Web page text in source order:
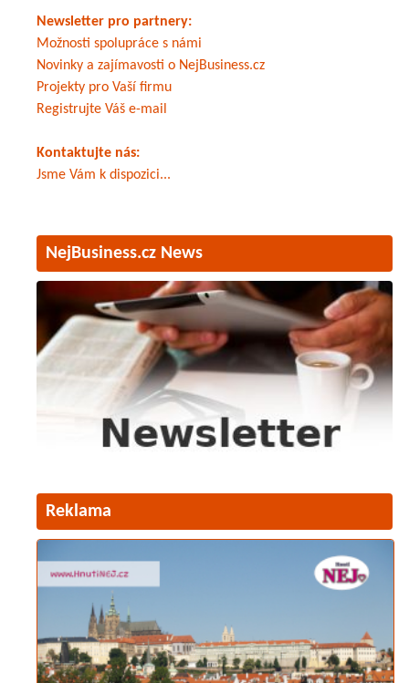
Newsletter pro partnery:
Možnosti spolupráce s námi
Novinky a zajímavosti o NejBusiness.cz
Projekty pro Vaší firmu
Registrujte Váš e-mail
Kontaktujte nás:
Jsme Vám k dispozici...
NejBusiness.cz News
Reklama